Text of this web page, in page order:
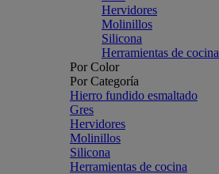
Hervidores
Molinillos
Silicona
Herramientas de cocina
Por Color
Por Categoría
Hierro fundido esmaltado
Gres
Hervidores
Molinillos
Silicona
Herramientas de cocina